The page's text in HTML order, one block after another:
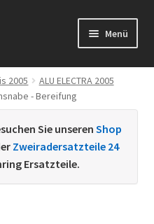
Menü
2005
ALU ELECTRA 2005
- Bereifung
Sie unseren Shop
Zweiradersatzteile 24
Ersatzteile.